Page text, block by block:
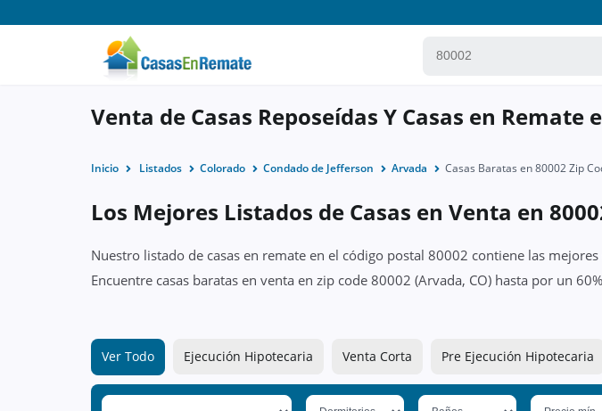
Venta de Casas Reposeídas Y Casas en Remate
Inicio Listados Colorado Condado de Jefferson Arvada Casas Baratas en 80002 Zip
Los Mejores Listados de Casas en Venta en
Nuestro listado de casas en remate en el código postal 80002 contiene las
Encuentre casas baratas en venta en zip code 80002 (Arvada, CO) hasta por un
Ver Todo Ejecución Hipotecaria Venta Corta Pre Ejecución Hipotecaria